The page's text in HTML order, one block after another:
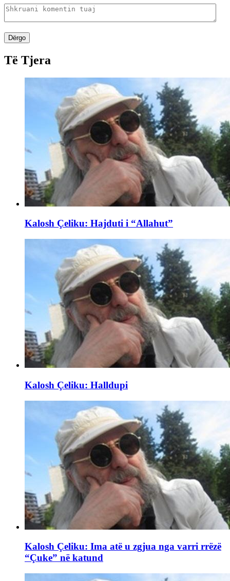
Dërgo
Të Tjera
Kalosh Çeliku: Hajduti i “Allahut”
Kalosh Çeliku: Halldupi
Kalosh Çeliku: Ima atë u zgjua nga varri rrëzë
“Çuke” në katund